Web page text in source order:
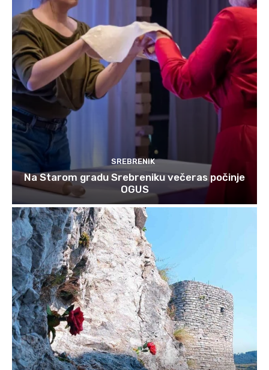
SREBRENIK
Na Starom gradu Srebreniku večeras počinje
OGUS